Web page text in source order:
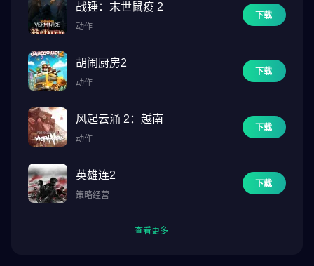
战锤：末世鼠疫 2
动作
下载
胡闹厨房2
动作
下载
风起云涌 2：越南
动作
下载
英雄连2
策略经营
下载
查看更多